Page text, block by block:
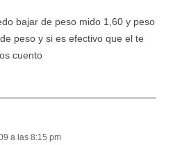
bajar de peso mido 1,60 y peso
peso y si es efectivo que el te
cuento
a las 8:15 pm